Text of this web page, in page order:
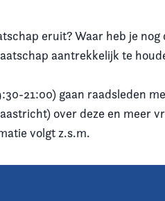
eruit? Waar heb je
aantrekkelijk te
21:00) gaan raadsleden
over deze en meer
volgt z.s.m.